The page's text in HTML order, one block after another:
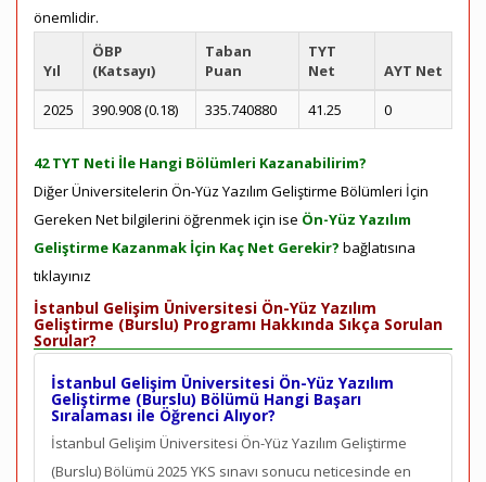
önemlidir.
Yıl
ÖBP
(Katsayı)
Taban
Puan
TYT
Net
AYT Net
2025
390.908 (0.18) 335.740880 41.25 0
42 TYT Neti İle Hangi Bölümleri Kazanabilirim?
Diğer Üniversitelerin Ön-Yüz Yazılım Geliştirme Bölümleri İçin
Gereken Net bilgilerini öğrenmek için ise Ön-Yüz Yazılım
Geliştirme Kazanmak İçin Kaç Net Gerekir? bağlatısına
tıklayınız
İstanbul Gelişim Üniversitesi Ön-Yüz Yazılım
Geliştirme (Burslu) Programı Hakkında Sıkça Sorulan
Sorular?
İstanbul Gelişim Üniversitesi Ön-Yüz Yazılım
Geliştirme (Burslu) Bölümü Hangi Başarı
Sıralaması ile Öğrenci Alıyor?
İstanbul Gelişim Üniversitesi Ön-Yüz Yazılım Geliştirme
(Burslu) Bölümü 2025 YKS sınavı sonucu neticesinde en